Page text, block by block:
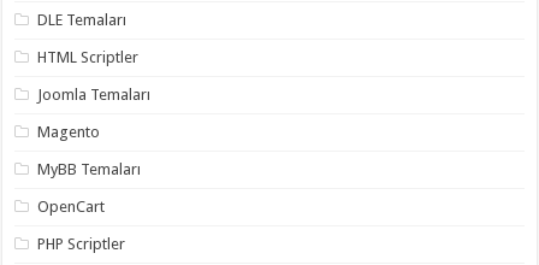
DLE Temaları
HTML Scriptler
Joomla Temaları
Magento
MyBB Temaları
OpenCart
PHP Scriptler